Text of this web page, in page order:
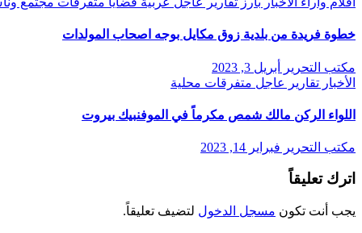
خطوة فريدة من بلدية زوق مكايل بوجه اصحاب المولدات
مكتب التحرير
أبريل 3, 2023
الأخبار تقارير عاجل متفرقات محلية
اللواء الركن مالك شمص مكرماً في الموفنبيك بيروت
مكتب التحرير فبراير 14, 2023
اترك تعليقاً
يجب أنت تكون مسجل الدخول لتضيف تعليقاً.